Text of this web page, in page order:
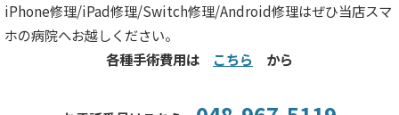
iPhone修理/iPad修理/Switch修理/Android修理はぜひ当店スマ
ホの病院へお越しください。
各種手術費用は こちら から